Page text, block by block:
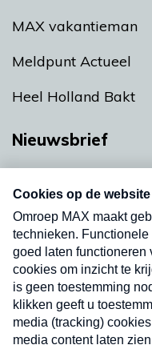
MAX vakantieman
Meldpunt Actueel
Heel Holland Bakt
Nieuwsbrief
nieuwsbrief. Elke
uw mailbox.